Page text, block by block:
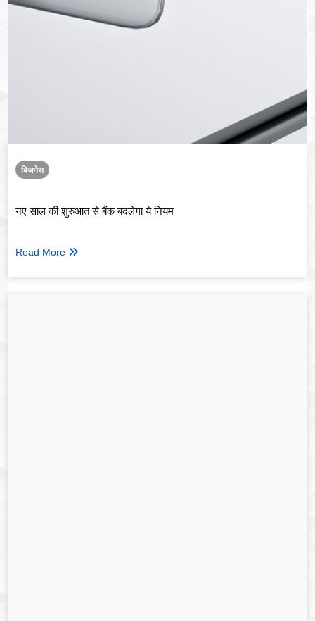
बिजनेस
नए साल की शुरुआत से बैंक बदलेगा ये नियम
Read More